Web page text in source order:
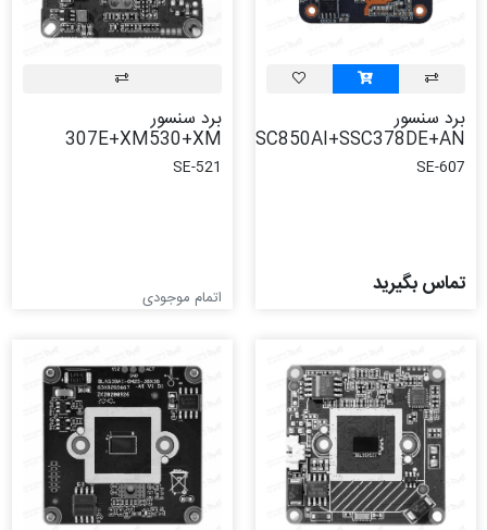
برد سنسور
SC850AI+SSC378DE+AN
SE-607
تماس بگیرید
برد سنسور
307E+XM530+XM
SE-521
اتمام موجودی